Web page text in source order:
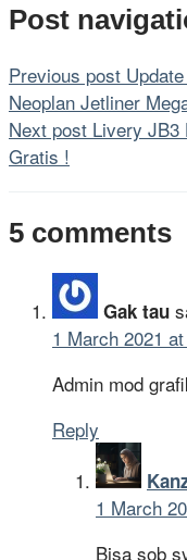
Post
Previous post
Neoplan Jetliner
Next post Livery JB3
Gratis !
5 comments
Gak tau
1 March 2021
Admin mod
Reply
1 March
Bisa sob